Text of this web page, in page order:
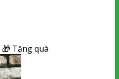
🎁 Tặng quà